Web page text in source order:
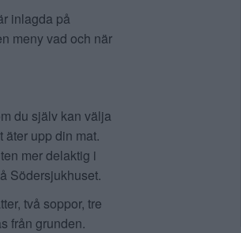
inlagda på
meny vad och när
du själv kan välja
äter upp din mat.
mer delaktig i
Södersjukhuset.
två soppor, tre
från grunden.